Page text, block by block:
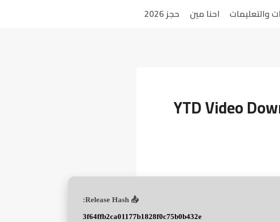
والتعليمات احنا مين حجز 2026
YTD Video
📤 Release Hash:
3f64ffb2ca01177b1828f0c75b0b432e